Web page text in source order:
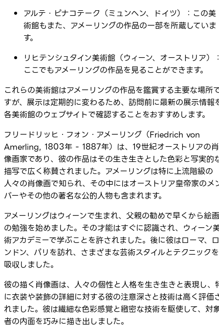
アルテ・ピナコテーク（ミュンヘン、ドイツ）：この美
術館もまた、アメーリングの作品の一部を所蔵していま
す。
リヒテンシュタイン美術館（ウィーン、オーストリア）
ここでもアメーリングの作品を見ることができます。
これらの美術館はアメーリングの作品を鑑賞する主要な場所
すが、展示は定期的に変わるため、訪問前に最新の展示情報
各美術館のウェブサイトで確認することをおすすめします。
フリードリッヒ・フォン・アメーリング（Friedrich von
Amerling, 1803年 - 1887年）は、19世紀オーストリアの肖
像画家であり、彼の作品はその生き生きとした色彩と写実的
描写で広く称賛されました。アメーリングは特に上流階級の
人々の肖像画で知られ、その中にはオーストリア皇帝家のメ
バーやその他の著名な公的人物も含まれます。
アメーリングはウィーンで生まれ、父親の勧めで早くから絵画
の勉強を始めました。その才能はすぐに認識され、ウィーン
術アカデミーで学ぶことを許されました。後に彼はローマ、ロ
ンドン、パリを訪れ、さまざまな芸術スタイルとテクニックを
吸収しました。
彼の描く肖像画は、人々の個性と人格を生き生きと表現し、
に衣装や装飾の詳細に対する彼の注意深さと技術は高く評価
れました。彼は繊細な色彩感覚と緻密な技術を駆使して、対
者の内面を巧みに描き出しました。